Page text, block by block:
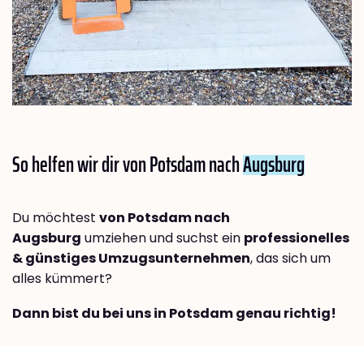
So helfen wir dir von Potsdam nachAugsburg
Du möchtest von Potsdam nach
Augsburg umziehen und suchst ein professionelles
& günstiges Umzugsunternehmen, das sich um
alles kümmert?
Dann bist du bei uns in Potsdam genau richtig!